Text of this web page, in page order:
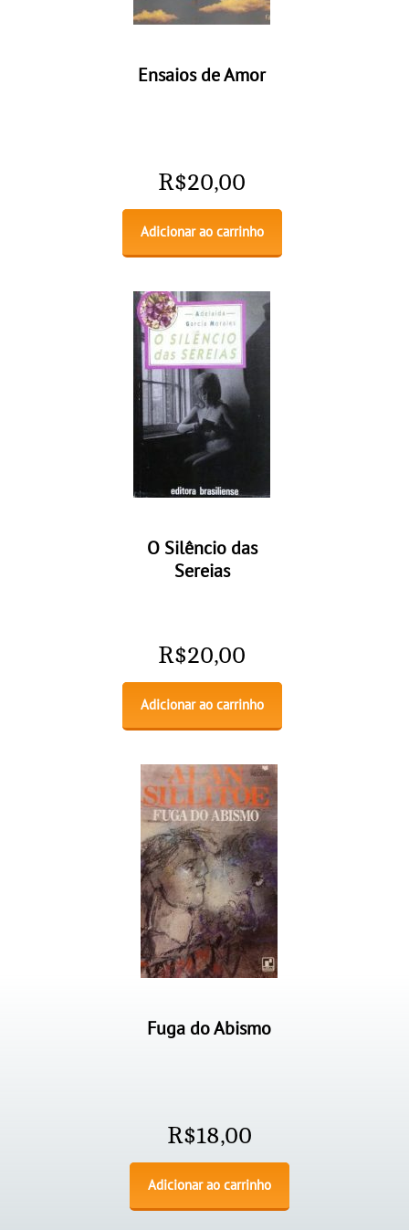
Ensaios de Amor
R$20,00
Adicionar ao carrinho
O Silêncio das
Sereias
R$20,00
Adicionar ao carrinho
Fuga do Abismo
R$18,00
Adicionar ao carrinho